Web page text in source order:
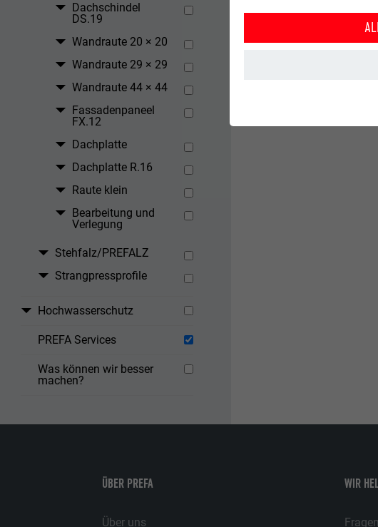
Dachschindel
DS.19
Wandraute 20 × 20
Wandraute 29 × 29
Wandraute 44 × 44
Fassadenpaneel
FX.12
Dachplatte
Dachplatte R.16
Raute klein
Bearbeitung und
Verlegung
Stehfalz/PREFALZ
Strangpressprofile
Hochwasserschutz
PREFA Services
Was können wir besser
machen?
ÜBER PREFA
Über uns
WIR